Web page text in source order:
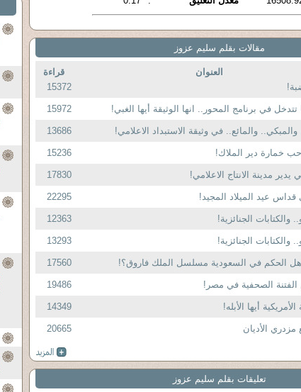
مقالات بقلم سليم عزوز
العنوان
قراءة
15372
في برنامج المحور.. انها الوثيقة أيها الغبي! 15972
والمائع.. في وثيقة الاستبداد الاعلامي! 13686
خمارة دير الملاك! 15236
يدير مدينة الانتاج الاعلامي! 17830
قداس عيد الميلاد المجيد! 22295
والكتابات الجنائزية! 12363
والكتابات الجنائزية! 13293
الحكم في السعودية مسلسل الملك فاروق؟! 17560
الصحفية في مصر! 19486
الأمريكية أيها الأبله! 14349
مزدري الأديان 20665
تعليقات بقلم سليم عزوز